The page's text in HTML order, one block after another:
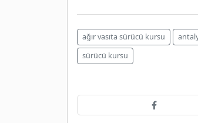
ağır vasıta sürücü kursu
sürücü kursu